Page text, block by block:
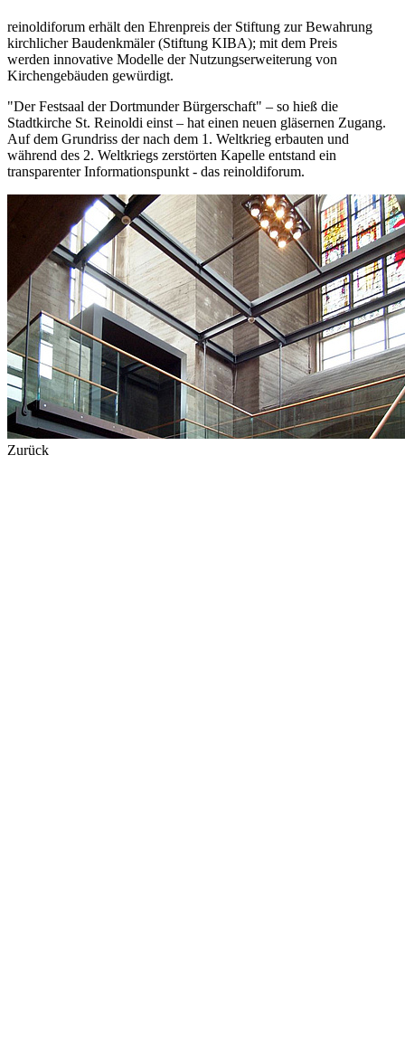
reinoldiforum erhält den Ehrenpreis der Stiftung zur Bewahrung
kirchlicher Baudenkmäler (Stiftung KIBA); mit dem Preis
werden innovative Modelle der Nutzungserweiterung von
Kirchengebäuden gewürdigt.
"Der Festsaal der Dortmunder Bürgerschaft" – so hieß die
Stadtkirche St. Reinoldi einst – hat einen neuen gläsernen Zugang.
Auf dem Grundriss der nach dem 1. Weltkrieg erbauten und
während des 2. Weltkriegs zerstörten Kapelle entstand ein
transparenter Informationspunkt - das reinoldiforum.
Zurück